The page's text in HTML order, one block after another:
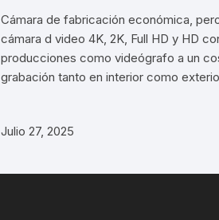
Cámara de fabricación económica,
cámara d video 4K, 2K, Full HD y HD
producciones como videógrafo a un
grabación tanto en interior como
Julio 27, 2025